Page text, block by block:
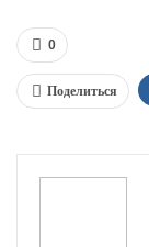
0
Поделиться